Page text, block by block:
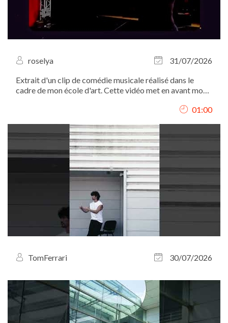
roselya
31/07/2026
Extrait d'un clip de comédie musicale réalisé dans le
cadre de mon école d'art. Cette vidéo met en avant mon
01:00
TomFerrari 30/07/2026